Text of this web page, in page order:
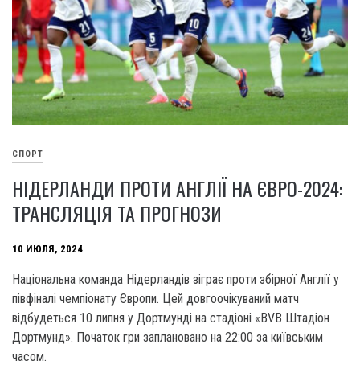
СПОРТ
НІДЕРЛАНДИ ПРОТИ АНГЛІЇ НА ЄВРО-2024:
ТРАНСЛЯЦІЯ ТА ПРОГНОЗИ
10 ИЮЛЯ, 2024
Національна команда Нідерландів зіграє проти збірної Англії у
півфіналі чемпіонату Європи. Цей довгоочікуваний матч
відбудеться 10 липня у Дортмунді на стадіоні «BVB Штадіон
Дортмунд». Початок гри заплановано на 22:00 за київським
часом.